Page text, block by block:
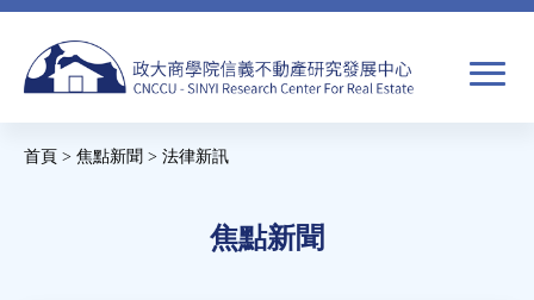
Jump
navigation
搜
首頁 > 焦點新聞 > 法律新訊
焦點新聞